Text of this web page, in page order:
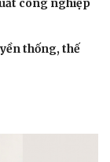
thời sự
đêm khuya
công nghiệp
thống, thế